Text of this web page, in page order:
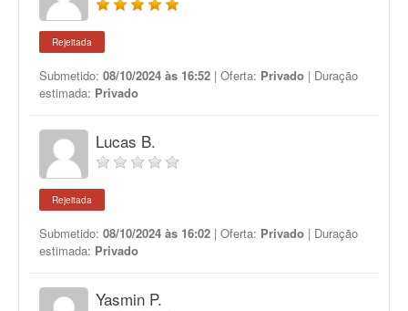
Rejeitada
Submetido: 08/10/2024 às 16:52 | Oferta: Privado | Duração
estimada: Privado
Lucas B.
Rejeitada
Submetido: 08/10/2024 às 16:02 | Oferta: Privado | Duração
estimada: Privado
Yasmin P.